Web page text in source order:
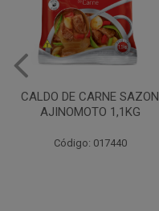
MOLHO DE TOMATE PIZZA
BONARE 1,7KG
Código: 049936